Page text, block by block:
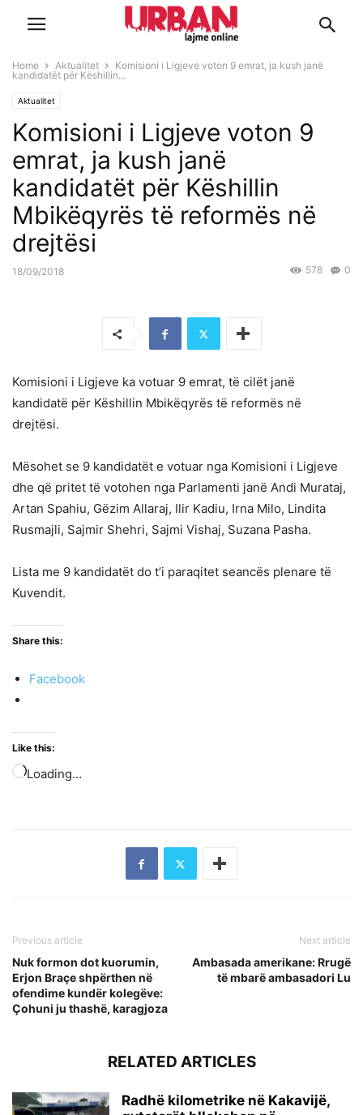
Home Aktualitet
Komisioni i Ligjeve voton 9 emrat, ja kush janë
kandidatët për Këshillin...
Aktualitet
Komisioni i Ligjeve voton 9
emrat, ja kush janë
kandidatët për Këshillin
Mbikëqyrës të reformës në
drejtësi
18/09/2018 0
578
Komisioni i Ligjeve ka votuar 9 emrat, të cilët janë
kandidatë për Këshillin Mbikëqyrës të reformës në
drejtësi.
Mësohet se 9 kandidatët e votuar nga Komisioni i Ligjeve
dhe që pritet të votohen nga Parlamenti janë Andi Murataj,
Artan Spahiu, Gëzim Allaraj, Ilir Kadiu, Irna Milo, Lindita
Rusmajli, Sajmir Shehri, Sajmi Vishaj, Suzana Pasha.
Lista me 9 kandidatët do t’i paraqitet seancës plenare të
Kuvendit.
Share this:
Facebook
Like this:
Loading…
Previous article
Nuk formon dot kuorumin,
Erjon Braçe shpërthen në
ofendime kundër kolegëve:
Çohuni ju thashë, karagjoza
Next article
Ambasada amerikane: Rrugë
të mbarë ambasadori Lu
RELATED ARTICLES
Radhë kilometrike në Kakavijë,